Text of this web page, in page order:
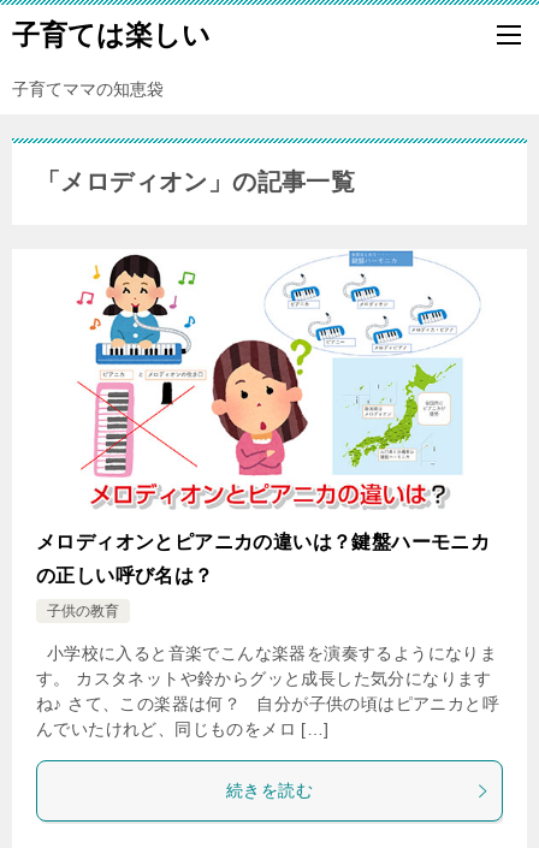
子育ては楽しい
子育てママの知恵袋
「メロディオン」の記事一覧
メロディオンとピアニカの違いは？鍵盤ハーモニカ
の正しい呼び名は？
子供の教育
小学校に入ると音楽でこんな楽器を演奏するようになりま
す。 カスタネットや鈴からグッと成長した気分になります
ね♪ さて、この楽器は何？ 自分が子供の頃はピアニカと呼
んでいたけれど、同じものをメロ […]
続きを読む